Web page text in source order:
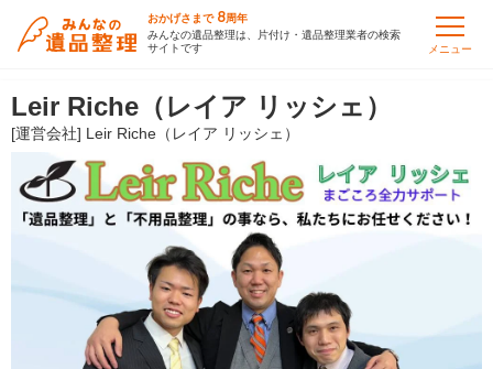
おかげさまで 8周年
みんなの遺品整理は、片付け・遺品整理業者の検索
サイトです
メニュー
Leir Riche（レイア リッシェ）
[運営会社] Leir Riche（レイア リッシェ）